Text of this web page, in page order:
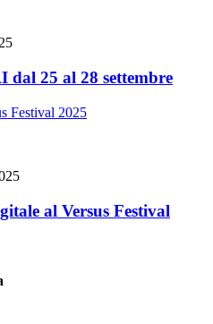
dal 25 al 28 settembre
al Versus Festival